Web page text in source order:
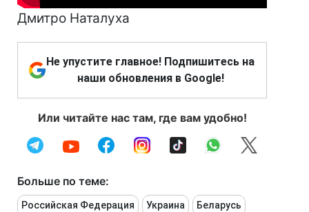
Дмитро Наталуха
Не упустите главное! Подпишитесь на
наши обновления в Google!
Или читайте нас там, где вам удобно!
Больше по теме:
Российская Федерация Украина Беларусь